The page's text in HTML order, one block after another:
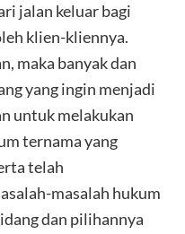
jalan keluar bagi
klien-kliennya.
maka banyak dan
yang ingin menjadi
untuk melakukan
ternama yang
telah
masalah hukum
dan pilihannya